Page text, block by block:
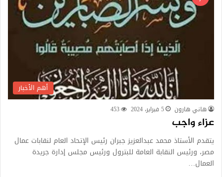
أهم الأخبار
هاني هارون 5 فبراير، 2024 453
عزاء واجب
يتقدم الأستاذ محمد عبدالعزيز جبران رئيس الإتحاد العام لنقابات عمال
مصر، ورئيس النقابة العامة للبترول ورئيس مجلس إدارة جريدة
العمال…